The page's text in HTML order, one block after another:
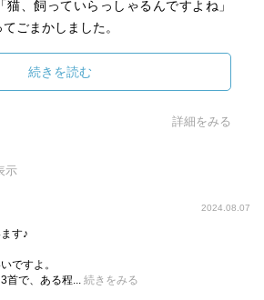
猫、飼っていらっしゃるんですよね」
ごまかしました。
けど、懇親会ではツーショット写真を
。
数歳年下なんですが、穂村さんの方が
続きを読む
詳細をみる
示
2024.08.07
す♪
ですよ。
首で、ある程... 続きをみる